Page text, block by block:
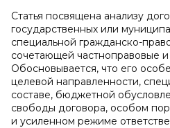
Статья посвящена анализу
государственных или
специальной гражданско-
сочетающей частноправовые
Обосновывается, что его
целевой направленности,
составе, бюджетной
свободы договора, особом
и усиленном режиме